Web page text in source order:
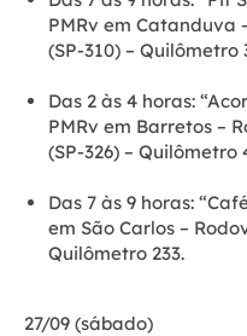
PMRv em Catanduva
(SP-310) – Quilômetro
Das 2 às 4 horas:
PMRv em Barretos –
(SP-326) – Quilômetro
Das 7 às 9 horas:
em São Carlos –
Quilômetro 233.
27/09 (sábado)